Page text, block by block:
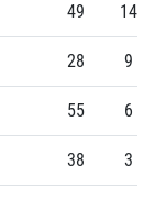
49 14
28 9
55 6
38 3